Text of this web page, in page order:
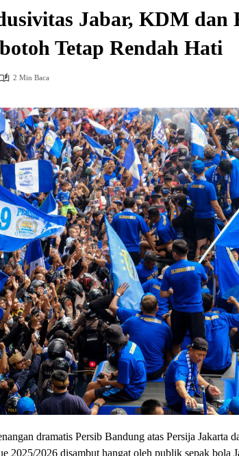
Jabar, KDM dan
Tetap Rendah Hati
2 Min Baca
dramatis Persib Bandung atas Persija Jakarta
2025/2026 disambut hangat oleh publik sepak bola